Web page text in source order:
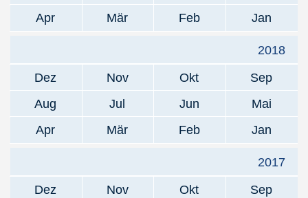
Apr
Mär Feb Jan
2018
Dez
Nov Okt
Sep
Aug
Jul Jun
Mai
Apr
Mär Feb Jan
2017
Dez
Nov Okt
Sep